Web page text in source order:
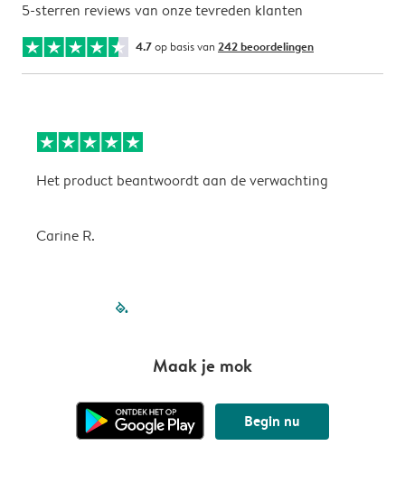
5-sterren reviews van onze tevreden klanten
4.7op basis van 242 beoordelingen
Het product beantwoordt aan de verwachting
Carine R.
filled-pagination
Maak je mok
Begin nu